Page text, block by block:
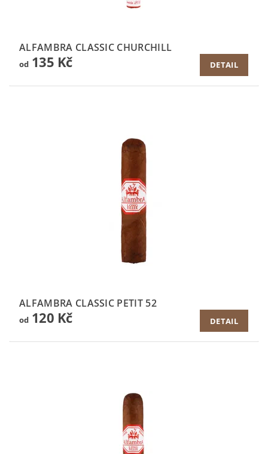
ALFAMBRA CLASSIC CHURCHILL
od135 Kč DETAIL
ALFAMBRA CLASSIC PETIT 52
od120 Kč DETAIL